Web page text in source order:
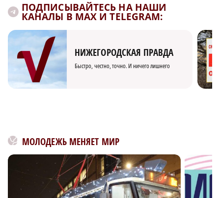
ПОДПИСЫВАЙТЕСЬ НА НАШИ
КАНАЛЫ В MAX И TELEGRAM:
НИЖЕГОРОДСКАЯ ПРАВДА
Быстро, честно, точно. И ничего лишнего
МОЛОДЕЖЬ МЕНЯЕТ МИР